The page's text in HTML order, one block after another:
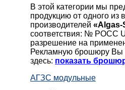
В этой категории мы
продукцию от одного из
производителей «Algas-
соответствия: № РОСС
разрешение на
Рекламную брошюру Вы
здесь: показать
АГЗС модульные